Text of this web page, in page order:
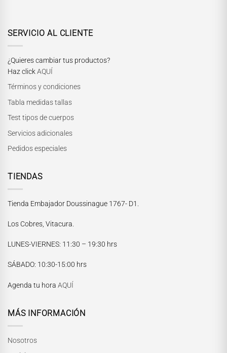
SERVICIO AL CLIENTE
¿Quieres cambiar tus productos?
Haz clickAQUÍ
Términos y condiciones
Tabla medidas tallas
Test tipos de cuerpos
Servicios adicionales
Pedidos especiales
TIENDAS
Tienda Embajador Doussinague 1767- D1.
Los Cobres, Vitacura.
LUNES-VIERNES: 11:30 – 19:30 hrs
SÁBADO: 10:30-15:00 hrs
Agenda tu hora AQUÍ
MÁS INFORMACIÓN
Nosotros
María Paskaró